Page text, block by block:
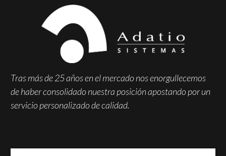
Tras más de 25 años en el mercado nos enorgullecemos
de haber consolidado nuestra posición apostando por un
servicio personalizado de calidad.